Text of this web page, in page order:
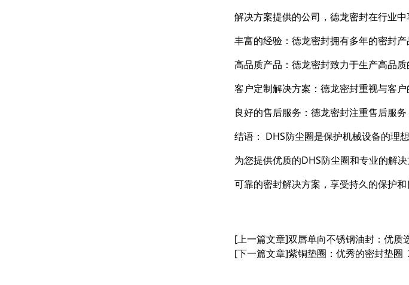
解决方案提供的公司，德龙密封在行业
丰富的经验：德龙密封拥有多年的密封
高品质产品：德龙密封致力于生产高品
客户定制解决方案：德龙密封重视与客
良好的售后服务：德龙密封注重售后服
结语： DHS防尘圈是保护机械设备的理
为您提供优质的DHS防尘圈和专业的解
可靠的密封解决方案，享受持久的保护和
[上一篇文章]双唇单向不锈钢油封：优质
[下一篇文章]紫铜垫圈：优秀的密封垫圈